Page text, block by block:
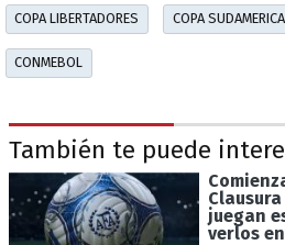
COPA LIBERTADORES COPA
CONMEBOL
También te puede
juegan
verlos